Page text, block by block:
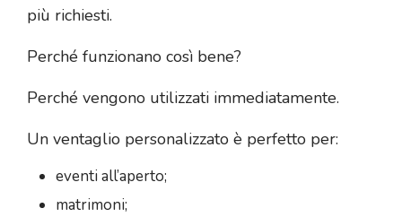
più richiesti.
Perché funzionano così bene?
Perché vengono utilizzati immediatamente.
Un ventaglio personalizzato è perfetto per:
eventi all’aperto;
matrimoni;